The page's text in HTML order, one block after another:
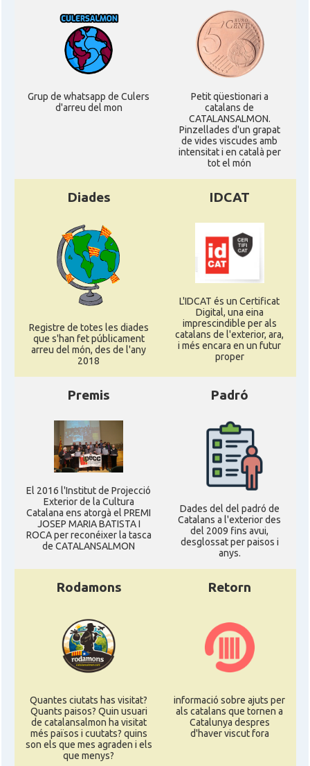
CAMON Catalans a WISCONSIN
American Institute for Catalan
Studies (AICS)
Casal
Casal dels Països Catalans a
Califòrnia
Catalan Institute of America
Casal Fundació Paulí Bellet
Casal
North American Catalan Society
Acció ACCIÓ a Austin
Acció a New York
Acció ACCIÓ a Silicon Valley
Acció a Washington DC
Delegació
Delegació del Govern als Estats
Units i Canadà (New York)
Delegació
Delegació del Govern als Estats
Units i Canadà (Washington)
Consolat Consolat general a Boston
Grup de whatsapp de Culers
d'arreu del mon
Petit qüestionari a
catalans de
CATALANSALMON.
Pinzellades d'un grapat
de vides viscudes amb
intensitat i en català per
tot el món
Diades
Registre de totes les diades
que s'han fet públicament
arreu del món, des de l'any
2018
IDCAT
L'IDCAT és un Certificat
Digital, una eina
imprescindible per als
catalans de l'exterior, ara,
i més encara en un futur
proper
Premis
El 2016 l'Institut de Projecció
Exterior de la Cultura
Catalana ens atorgà el PREMI
JOSEP MARIA BATISTA I
ROCA per reconéixer la tasca
de CATALANSALMON
Padró
Dades del del padró de
Catalans a l'exterior des
del 2009 fins avui,
desglossat per paisos i
anys.
Rodamons
Quantes ciutats has visitat?
Quants paisos? Quin usuari
de catalansalmon ha visitat
més països i cuutats? quins
son els que mes agraden i els
que menys?
Retorn
informació sobre ajuts per
als catalans que tornen a
Catalunya despres
d'haver viscut fora